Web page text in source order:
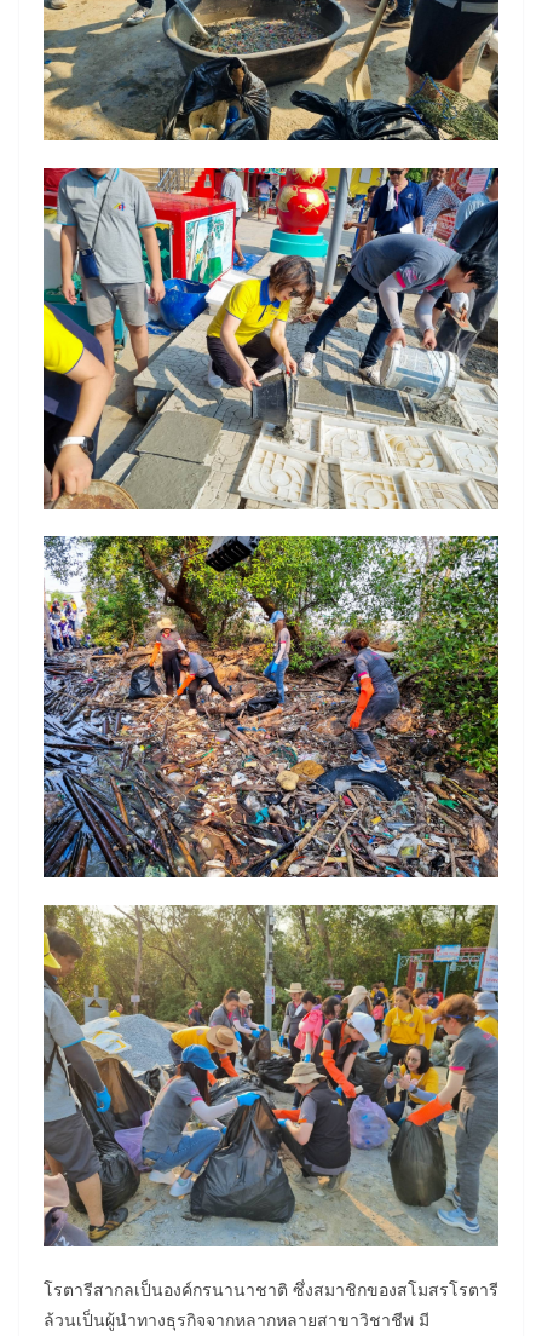
โรตารีสากลเป็นองค์กรนานาชาติ ซึ่งสมาชิกของสโมสรโรตารี
ล้วนเป็นผู้นำทางธุรกิจจากหลากหลายสาขาวิชาชีพ มี